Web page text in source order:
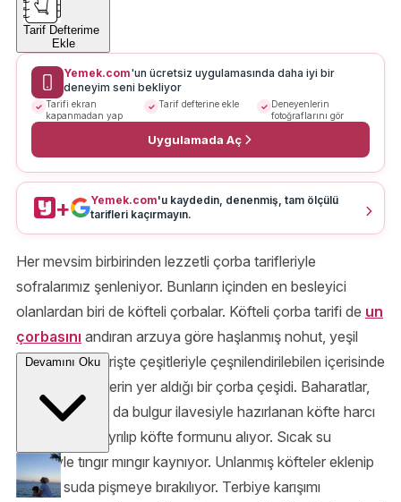
Tarif Defterime
Ekle
Yemek.com'un ücretsiz uygulamasında daha iyi bir
deneyim seni bekliyor
Tarifi ekran
kapanmadan yap
Tarif defterine ekle
Deneyenlerin
fotoğraflarını gör
Uygulamada Aç
+ Yemek.com'u kaydedin, denenmiş, tam ölçülü
tarifleri kaçırmayın.
Her mevsim birbirinden lezzetli çorba tarifleriyle
sofralarımız şenleniyor. Bunların içinden en besleyici
olanlardan biri de köfteli çorbalar. Köfteli çorba tarifi de un
çorbasını andıran arzuya göre haşlanmış nohut, yeşil
mercimek ve erişte çeşitleriyle çeşnilendirilebilen içerisinde
mini mini köftelerin yer aldığı bir çorba çeşidi. Baharatlar,
kırık pirinç
ya da bulgur ilavesiyle hazırlanan köfte harcı
minik toplara ayrılıp köfte formunu alıyor. Sıcak su
ilavesiyle tıngır mıngır kaynıyor. Unlanmış köfteler eklenip
kaynar suda pişmeye bırakılıyor. Terbiye karışımı
Devamını Oku